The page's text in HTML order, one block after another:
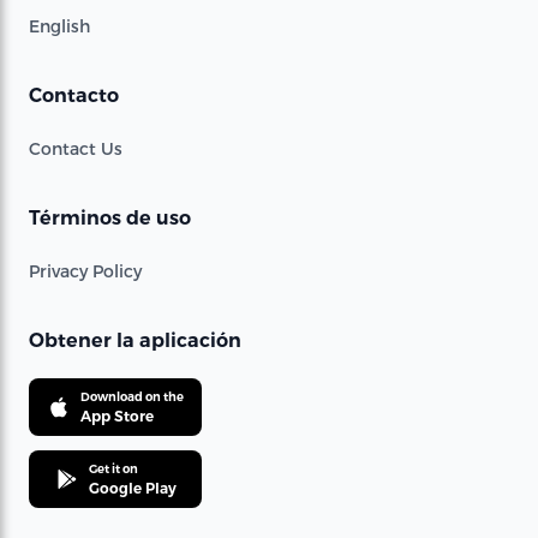
English
Contacto
Contact Us
Términos de uso
Privacy Policy
Obtener la aplicación
Download on the
App Store
Get it on
Google Play